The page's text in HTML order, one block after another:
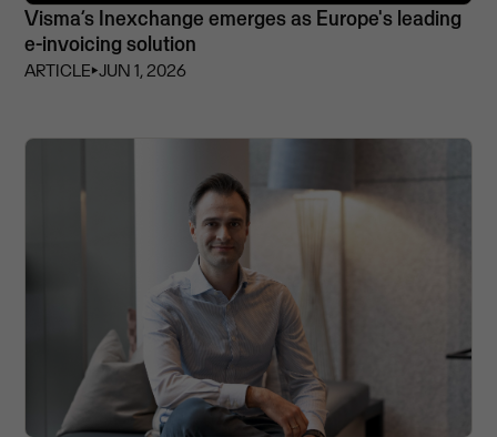
Visma’s Inexchange emerges as Europe's leading
e-invoicing solution
ARTICLE⏵JUN 1, 2026